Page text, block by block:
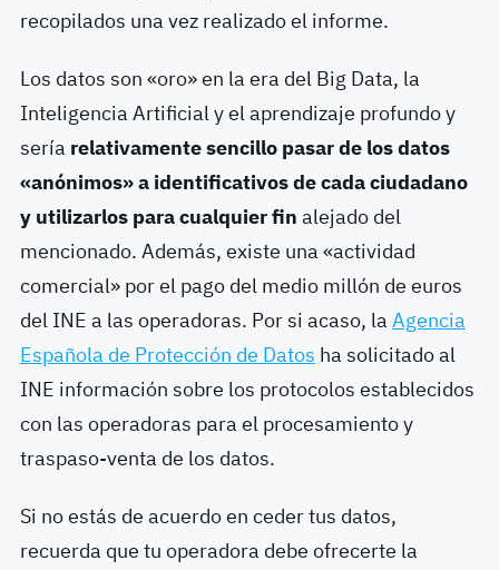
recopilados una vez realizado el informe.
Los datos son «oro» en la era del Big Data, la
Inteligencia Artificial y el aprendizaje profundo y
sería relativamente sencillo pasar de los datos
«anónimos» a identificativos de cada ciudadano
y utilizarlos para cualquier fin alejado del
mencionado. Además, existe una «actividad
comercial» por el pago del medio millón de euros
del INE a las operadoras. Por si acaso, la Agencia
Española de Protección de Datos ha solicitado al
INE información sobre los protocolos establecidos
con las operadoras para el procesamiento y
traspaso-venta de los datos.
Si no estás de acuerdo en ceder tus datos,
recuerda que tu operadora debe ofrecerte la